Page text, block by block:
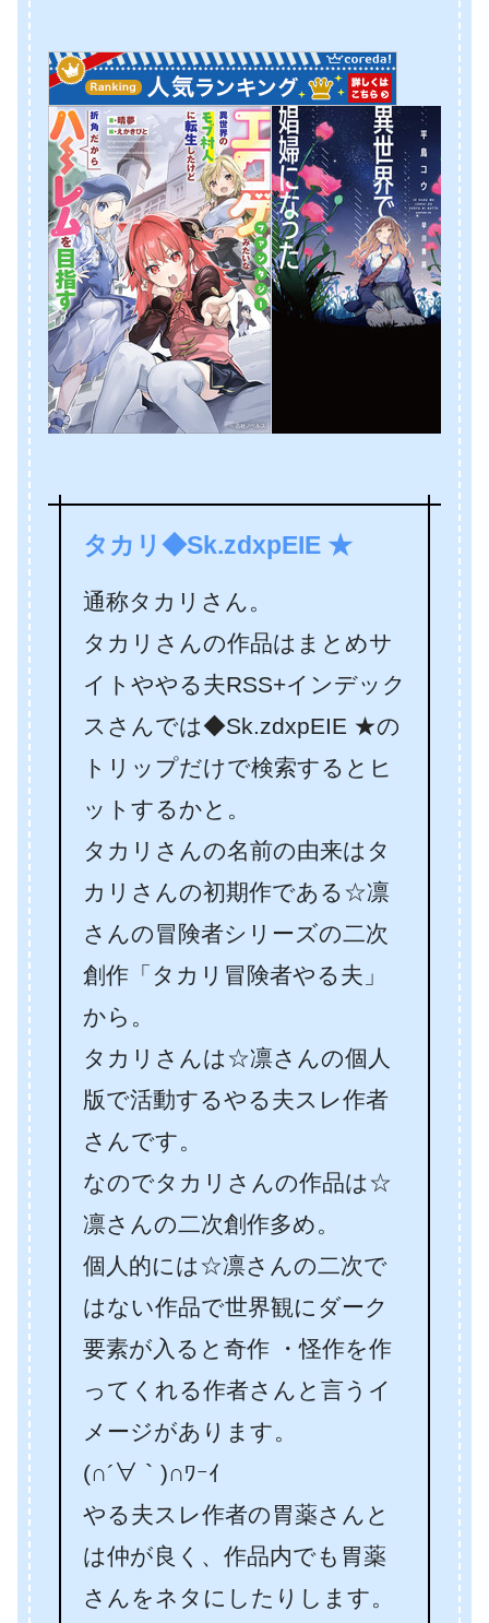
タカリ◆Sk.zdxpEIE ★
通称タカリさん。
タカリさんの作品はまとめサ
イトややる夫RSS+インデック
スさんでは◆Sk.zdxpEIE ★の
トリップだけで検索するとヒ
ットするかと。
タカリさんの名前の由来はタ
カリさんの初期作である☆凛
さんの冒険者シリーズの二次
創作「タカリ冒険者やる夫」
から。
タカリさんは☆凛さんの個人
版で活動するやる夫スレ作者
さんです。
なのでタカリさんの作品は☆
凛さんの二次創作多め。
個人的には☆凛さんの二次で
はない作品で世界観にダーク
要素が入ると奇作 ・怪作を作
ってくれる作者さんと言うイ
メージがあります。
(∩´∀｀)∩ﾜｰｲ
やる夫スレ作者の胃薬さんと
は仲が良く、作品内でも胃薬
さんをネタにしたりします。